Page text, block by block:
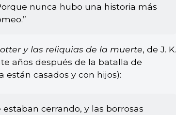
nunca hubo una historia más
y las reliquias de la muerte, de J. K.
años después de la batalla de
están casados y con hijos):
cerrando, y las borrosas